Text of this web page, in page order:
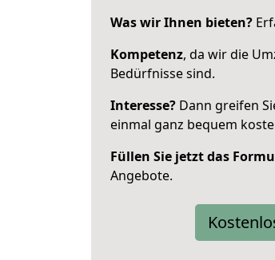
Was wir Ihnen bieten?
Kompetenz, da wir die
Bedürfnisse sind.
Interesse? Dann greifen
einmal ganz bequem
Füllen Sie jetzt das
Angebote.